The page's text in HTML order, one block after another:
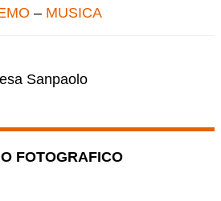
– MUSICA
Sanpaolo
FOTOGRAFICO